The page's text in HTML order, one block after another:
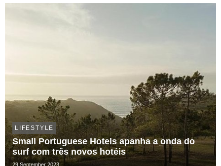
estão prontos para oferecer experiências únicas e...
LIFESTYLE
Small Portuguese Hotels apanha a onda do
surf com três novos hotéis
29 September 2023